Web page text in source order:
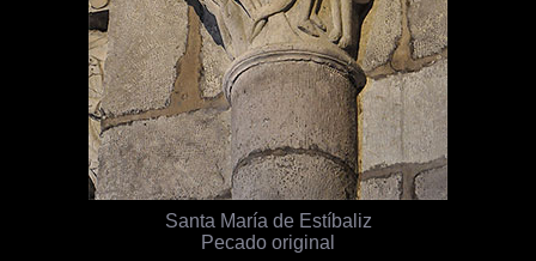
Santa María de Estíbaliz
Pecado original